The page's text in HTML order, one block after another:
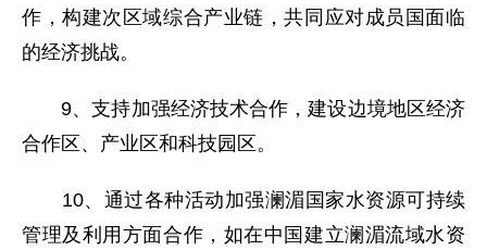
作，构建次区域综合产业链，共同应对成员国面临
的经济挑战。
9、支持加强经济技术合作，建设边境地区经济
合作区、产业区和科技园区。
10、通过各种活动加强澜湄国家水资源可持续
管理及利用方面合作，如在中国建立澜湄流域水资